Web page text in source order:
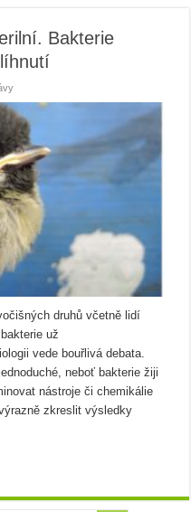
Bakterie
druhů včetně lidí
už
vede bouřlivá debata.
neboť bakterie žiji
nástroje či chemikálie
zkreslit výsledky